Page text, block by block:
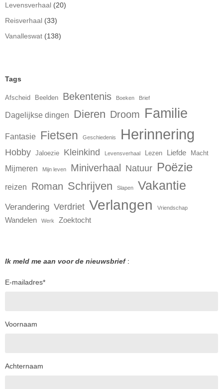
Levensverhaal (20)
Reisverhaal (33)
Vanalleswat (138)
Tags
Afscheid Beelden Bekentenis Boeken Brief
Dagelijkse dingen Dieren Droom Familie
Fantasie Fietsen Geschiedenis Herinnering
Hobby Jaloezie Kleinkind Levensverhaal Lezen Liefde Macht
Mijmeren Mijn leven Miniverhaal Natuur Poëzie
reizen Roman Schrijven Slapen Vakantie
Verandering Verdriet Verlangen Vriendschap
Wandelen Werk Zoektocht
Ik meld me aan voor de nieuwsbrief:
E-mailadres*
Voornaam
Achternaam